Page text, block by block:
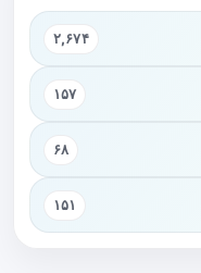
۲,۶۷۴
۱۵۷
۶۸
۱۵۱